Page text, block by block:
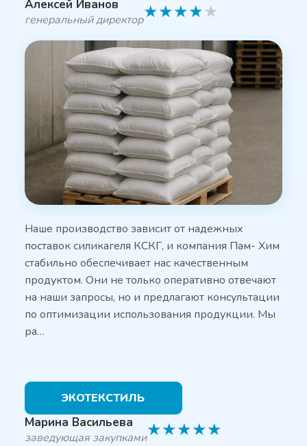
Алексей Иванов
генеральный директор★★★★★
Наше производство зависит от надежных
поставок силикагеля КСКГ, и компания Пам- Хим
стабильно обеспечивает нас качественным
продуктом. Они не только оперативно отвечают
на наши запросы, но и предлагают консультации
по оптимизации использования продукции. Мы
ра…
ЭКОТЕКСТИЛЬ
Марина Васильева
заведующая закупками★★★★★